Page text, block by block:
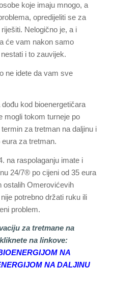
koje imaju mnogo, a
opredijeliti se za
Nelogično je, a i
će vam nakon samo
i to zauvijek.
ne idete da vam sve
kod bioenergetičara
mogli tokom turneje po
za tretman na daljinu i
za tretman.
na raspolaganju imate i
24/7® po cijeni od 35 eura
ostalih Omerovićevih
potrebno držati ruku ili
problem.
za tretmane na
na linkove:
NA
NA DALJINU